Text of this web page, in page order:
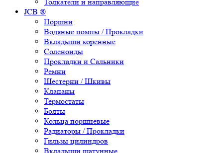
JCB ®
Поршни
Водяные помпы / Прокладки
Вкладыши коренные
Соленоиды
Прокладки и Сальники
Ремни
Шестерни / Шкивы
Клапаны
Термостаты
Болты
Кольца поршневые
Радиаторы / Прокладки
Гильзы цилиндров
Вкладыши шатунные